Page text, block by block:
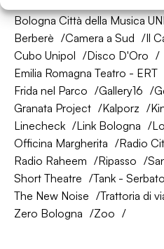
Bologna Città della Musica
Berberè
Camera a Sud Il
Cubo Unipol
Disco D'Oro
Emilia Romagna Teatro - ERT
Frida nel Parco
Gallery16
Granata Project
Kalporz
Linecheck
Link Bologna
Officina Margherita
Radio
Radio Raheem
Ripasso
Short Theatre
Tank -
The New Noise
Trattoria di
Zero Bologna
Zoo